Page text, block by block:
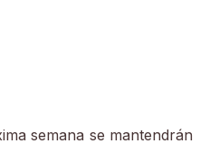
semana se mantendrán